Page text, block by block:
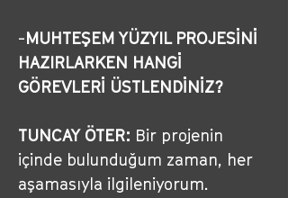
-MUHTEŞEM YÜZYIL PROJESİNİ
HAZIRLARKEN HANGİ
GÖREVLERİ ÜSTLENDİNİZ?
TUNCAY ÖTER: Bir projenin
içinde bulunduğum zaman, her
aşamasıyla ilgileniyorum.